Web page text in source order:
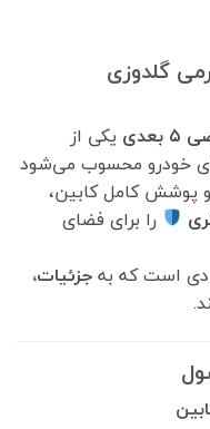
گلدوزی
یکی از
خودرو محسوب می‌شود
پوشش کامل کابین،
را برای فضای
است که بهجزئیات،